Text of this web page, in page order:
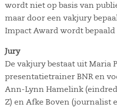
wordt niet op basis van
maar door een vakjury
Impact Award wordt bepaald
Jury
De vakjury bestaat uit Maria
presentatietrainer BNR en
Ann-Lynn Hamelink
Z) en Afke Boven (journalist